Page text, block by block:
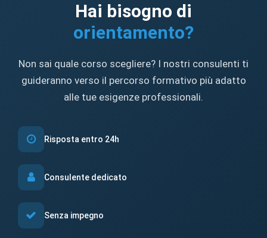
Hai bisogno di
orientamento?
Non sai quale corso scegliere? I nostri consulenti ti
guideranno verso il percorso formativo più adatto
alle tue esigenze professionali.
Risposta entro 24h
Consulente dedicato
Senza impegno